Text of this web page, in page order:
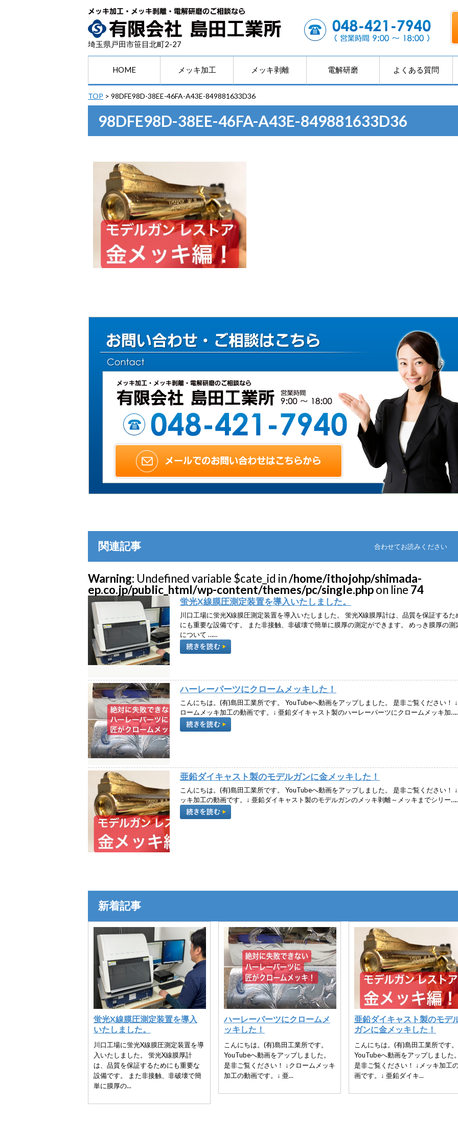
埼玉県戸田市笹目北町2-27
HOME メッキ加工 メッキ剥離 電解研磨 よくある質問
TOP > 98DFE98D-38EE-46FA-A43E-849881633D36
98DFE98D-38EE-46FA-A43E-849881633D36
関連記事 合わせてお読みください
Warning: Undefined variable $cate_id in/home/ithojohp/shimada-
ep.co.jp/public_html/wp-content/themes/pc/single.phpon line 74
蛍光X線膜圧測定装置を導入いたしました。
川口工場に蛍光X線膜圧測定装置を導入いたしました。 蛍光X線膜厚計は、品質を保証するた
にも重要な設備です。 また非接触、非破壊で簡単に膜厚の測定ができます。 めっき膜厚の測
について ……
ハーレーパーツにクロームメッキした！
こんにちは。(有)島田工業所です。 YouTubeへ動画をアップしました。 是非ご覧ください！
ロームメッキ加工の動画です。↓ 亜鉛ダイキャスト製のハーレーパーツにクロームメッキ加
亜鉛ダイキャスト製のモデルガンに金メッキした！
こんにちは。(有)島田工業所です。 YouTubeへ動画をアップしました。 是非ご覧ください！
ッキ加工の動画です。↓ 亜鉛ダイキャスト製のモデルガンのメッキ剥離～メッキまでシリー
新着記事
蛍光X線膜圧測定装置を導入
いたしました。
川口工場に蛍光X線膜圧測定装置を導
入いたしました。 蛍光X線膜厚計
は、品質を保証するためにも重要な
設備です。 また非接触、非破壊で簡
単に膜厚の...
ハーレーパーツにクロームメ
ッキした！
こんにちは。(有)島田工業所です。
YouTubeへ動画をアップしました。
是非ご覧ください！ ↓クロームメッキ
加工の動画です。↓ 亜...
亜鉛ダイキャスト製のモデ
ガンに金メッキした！
こんにちは。(有)島田工業所です。
YouTubeへ動画をアップしました。
是非ご覧ください！ ↓メッキ加工
画です。↓ 亜鉛ダイキ...